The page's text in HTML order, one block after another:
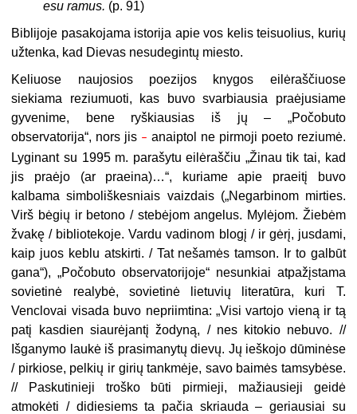
esu ramus. (p. 91)
Biblijoje pasakojama istorija apie vos kelis teisuolius, kurių
užtenka, kad Dievas nesudegintų miesto.
Keliuose naujosios poezijos knygos eilėraščiuose
siekiama reziumuoti, kas buvo svarbiausia praėjusiame
gyvenime, bene ryškiausias iš jų – „Počobuto
observatorija“, nors jis – anaiptol ne pirmoji poeto reziumė.
Lyginant su 1995 m. parašytu eilėraščiu „Žinau tik tai, kad
jis praėjo (ar praeina)…“, kuriame apie praeitį buvo
kalbama simboliškesniais vaizdais („Negarbinom mirties.
Virš bėgių ir betono / stebėjom angelus. Mylėjom. Žiebėm
žvakę / bibliotekoje. Vardu vadinom blogį / ir gėrį, jusdami,
kaip juos keblu atskirti. / Tat nešamės tamson. Ir to galbūt
gana“), „Počobuto observatorijoje“ nesunkiai atpažįstama
sovietinė realybė, sovietinė lietuvių literatūra, kuri T.
Venclovai visada buvo nepriimtina: „Visi vartojo vieną ir tą
patį kasdien siaurėjantį žodyną, / nes kitokio nebuvo. //
Išganymo laukė iš prasimanytų dievų. Jų ieškojo dūminėse
/ pirkiose, pelkių ir girių tankmėje, savo baimės tamsybėse.
// Paskutinieji troško būti pirmieji, mažiausieji geidė
atmokėti / didiesiems ta pačia skriauda – geriausiai su